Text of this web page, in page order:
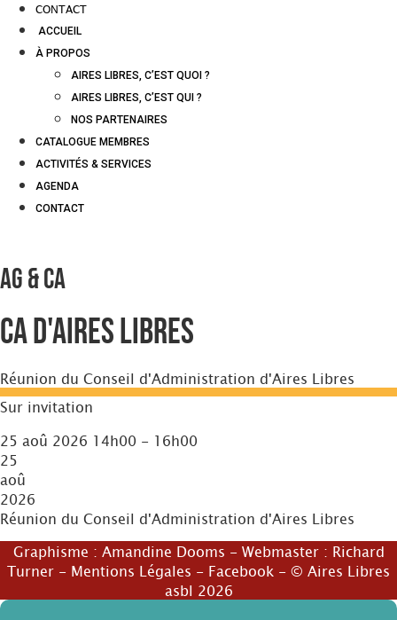
CONTACT
ACCUEIL
À PROPOS
AIRES LIBRES, C’EST QUOI ?
AIRES LIBRES, C’EST QUI ?
NOS PARTENAIRES
CATALOGUE MEMBRES
ACTIVITÉS & SERVICES
AGENDA
CONTACT
AG & CA
CA d'Aires Libres
Réunion du Conseil d'Administration d'Aires Libres
Sur invitation
25 aoû 2026 14h00 - 16h00
25
aoû
2026
Réunion du Conseil d'Administration d'Aires Libres
Graphisme : Amandine Dooms - Webmaster : Richard
Turner - Mentions Légales - Facebook - © Aires Libres
asbl 2026